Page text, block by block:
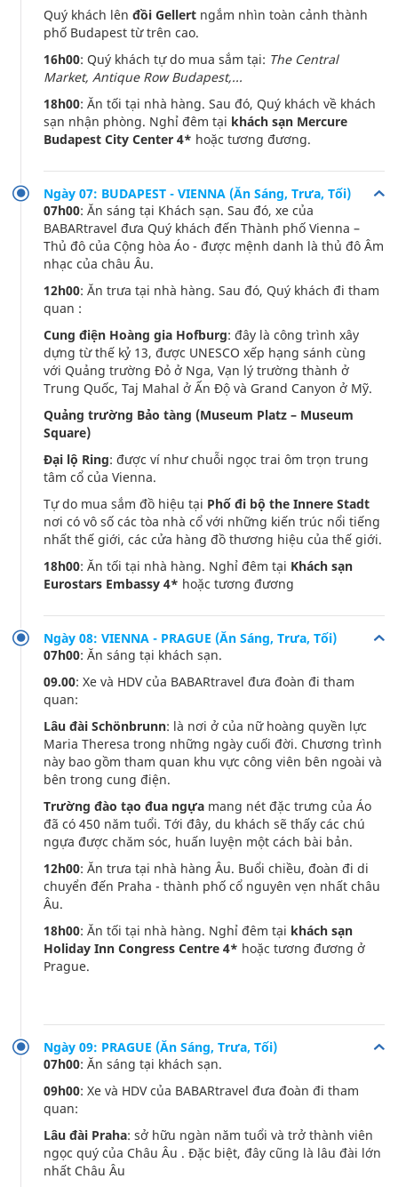
Quý khách lên đồi Gellert ngắm nhìn toàn cảnh thành
phố Budapest từ trên cao.
16h00: Quý khách tự do mua sắm tại: The Central
Market, Antique Row Budapest,...
18h00: Ăn tối tại nhà hàng. Sau đó, Quý khách về khách
sạn nhận phòng. Nghỉ đêm tại khách sạn Mercure
Budapest City Center 4* hoặc tương đương.
Ngày 07: BUDAPEST - VIENNA (Ăn Sáng, Trưa, Tối)
07h00: Ăn sáng tại Khách sạn. Sau đó, xe của
BABARtravel đưa Quý khách đến Thành phố Vienna –
Thủ đô của Cộng hòa Áo - được mệnh danh là thủ đô Âm
nhạc của châu Âu.
12h00: Ăn trưa tại nhà hàng. Sau đó, Quý khách đi tham
quan :
Cung điện Hoàng gia Hofburg: đây là công trình xây
dựng từ thế kỷ 13, được UNESCO xếp hạng sánh cùng
với Quảng trường Đỏ ở Nga, Vạn lý trường thành ở
Trung Quốc, Taj Mahal ở Ấn Độ và Grand Canyon ở Mỹ.
Quảng trường Bảo tàng (Museum Platz – Museum
Square)
Đại lộ Ring: được ví như chuỗi ngọc trai ôm trọn trung
tâm cổ của Vienna.
Tự do mua sắm đồ hiệu tại Phố đi bộ the Innere Stadt
nơi có vô số các tòa nhà cổ với những kiến trúc nổi tiếng
nhất thế giới, các cửa hàng đồ thương hiệu của thế giới.
18h00: Ăn tối tại nhà hàng. Nghỉ đêm tại Khách sạn
Eurostars Embassy 4* hoặc tương đương
Ngày 08: VIENNA - PRAGUE (Ăn Sáng, Trưa, Tối)
07h00: Ăn sáng tại khách sạn.
09.00: Xe và HDV của BABARtravel đưa đoàn đi tham
quan:
Lâu đài Schönbrunn: là nơi ở của nữ hoàng quyền lực
Maria Theresa trong những ngày cuối đời. Chương trình
này bao gồm tham quan khu vực công viên bên ngoài và
bên trong cung điện.
Trường đào tạo đua ngựa mang nét đặc trưng của Áo
đã có 450 năm tuổi. Tới đây, du khách sẽ thấy các chú
ngựa được chăm sóc, huấn luyện một cách bài bản.
12h00: Ăn trưa tại nhà hàng Âu. Buổi chiều, đoàn đi di
chuyển đến Praha - thành phố cổ nguyên vẹn nhất châu
Âu.
18h00: Ăn tối tại nhà hàng. Nghỉ đêm tại khách sạn
Holiday Inn Congress Centre 4* hoặc tương đương ở
Prague.
Ngày 09: PRAGUE (Ăn Sáng, Trưa, Tối)
07h00: Ăn sáng tại khách sạn.
09h00: Xe và HDV của BABARtravel đưa đoàn đi tham
quan:
Lâu đài Praha: sở hữu ngàn năm tuổi và trở thành viên
ngọc quý của Châu Âu . Đặc biệt, đây cũng là lâu đài lớn
nhất Châu Âu